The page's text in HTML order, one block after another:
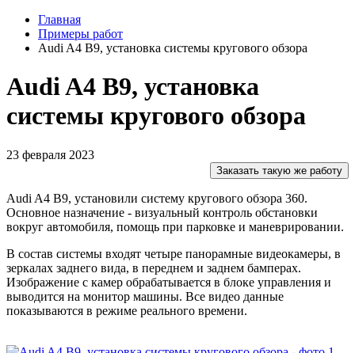
Главная
Примеры работ
Audi A4 B9, установка системы кругового обзора
Audi A4 B9, установка
системы кругового обзора
23 февраля 2023
Заказать такую же работу
Audi A4 B9, установили систему кругового обзора 360.
Основное назначение - визуальный контроль обстановки
вокруг автомобиля, помощь при парковке и маневрировании.
В состав системы входят четыре панорамные видеокамеры, в
зеркалах заднего вида, в переднем и заднем бамперах.
Изображение с камер обрабатывается в блоке управления и
выводится на монитор машины. Все видео данные
показываются в режиме реального времени.